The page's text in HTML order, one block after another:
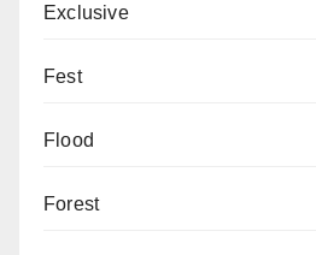
Exclusive
Fest
Flood
Forest